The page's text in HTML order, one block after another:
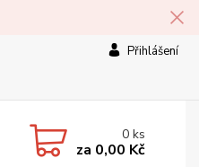
Přihlášení
0 ks
za 0,00 Kč